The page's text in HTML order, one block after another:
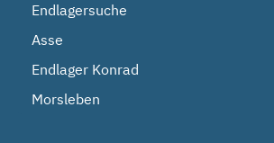
Endlagersuche
Asse
Endlager Konrad
Morsleben